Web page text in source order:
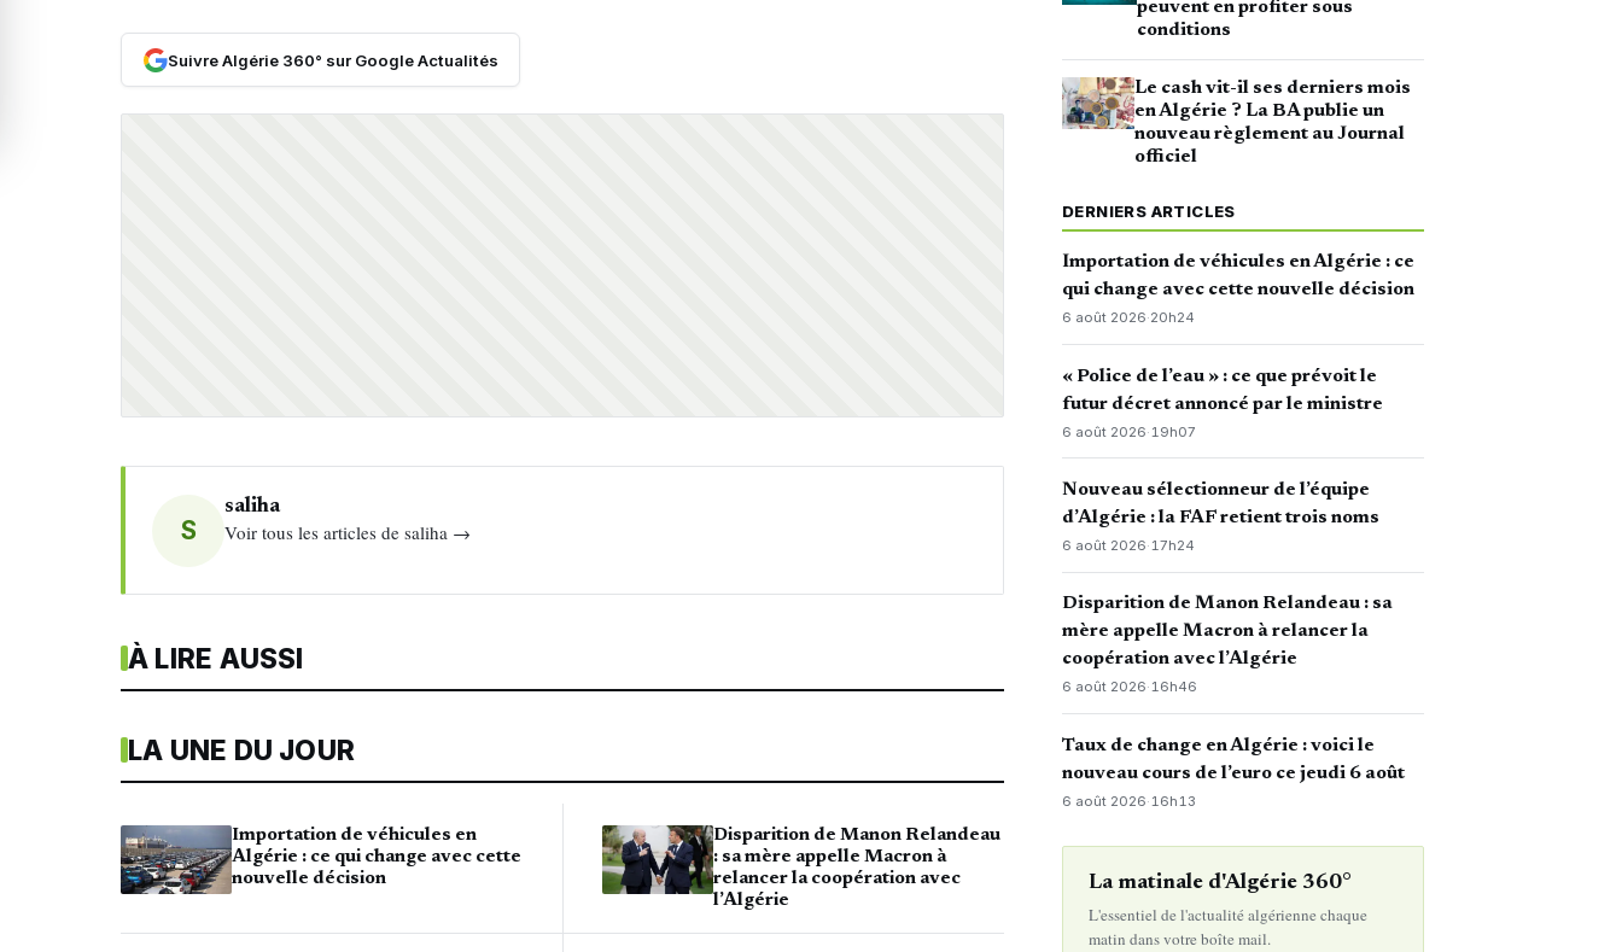
Suivre Algérie 360° sur Google Actualités
S
saliha
Voir tous les articles de saliha →
À LIRE AUSSI
LA UNE DU JOUR
Importation de véhicules en
Algérie : ce qui change avec cette
nouvelle décision
Disparition de Manon Relandeau
: sa mère appelle Macron à
relancer la coopération avec
l’Algérie
peuvent en profiter sous
conditions
Le cash vit-il ses derniers mois
en Algérie ? La BA publie un
nouveau règlement au Journal
officiel
DERNIERS ARTICLES
Importation de véhicules en Algérie : ce
qui change avec cette nouvelle décision
6 août 2026·20h24
« Police de l’eau » : ce que prévoit le
futur décret annoncé par le ministre
6 août 2026· 19h07
Nouveau sélectionneur de l’équipe
d’Algérie : la FAF retient trois noms
6 août 2026·17h24
Disparition de Manon Relandeau : sa
mère appelle Macron à relancer la
coopération avec l’Algérie
6 août 2026·16h46
Taux de change en Algérie : voici le
nouveau cours de l’euro ce jeudi 6 août
6 août 2026· 16h13
La matinale d'Algérie 360°
L'essentiel de l'actualité algérienne chaque
matin dans votre boîte mail.